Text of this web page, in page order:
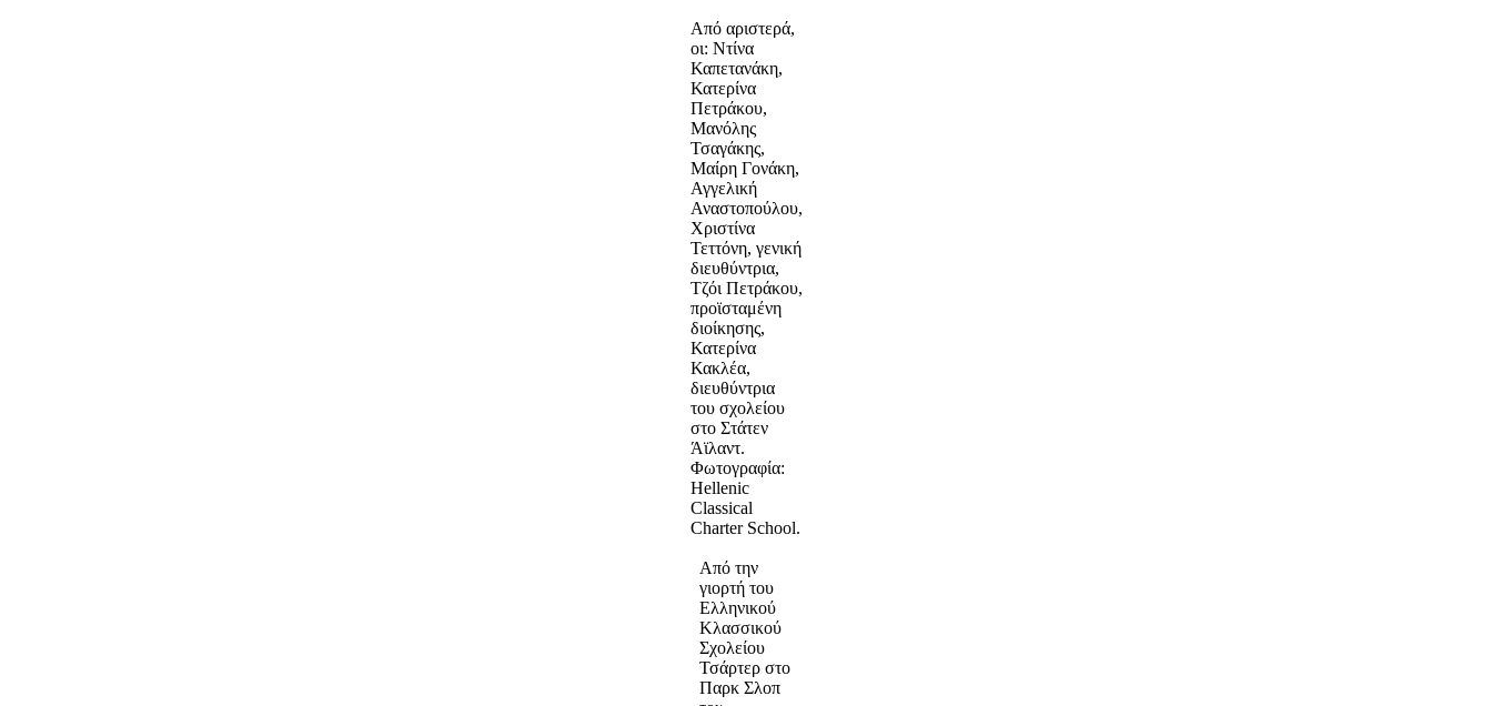
Από αριστερά,
οι: Ντίνα
Καπετανάκη,
Κατερίνα
Πετράκου,
Μανόλης
Τσαγάκης,
Μαίρη Γονάκη,
Αγγελική
Αναστοπούλου,
Χριστίνα
Τεττόνη, γενική
διευθύντρια,
Τζόι Πετράκου,
προϊσταμένη
διοίκησης,
Κατερίνα
Κακλέα,
διευθύντρια
του σχολείου
στο Στάτεν
Άϊλαντ.
Φωτογραφία:
Hellenic
Classical
Charter School.
Από την
γιορτή του
Ελληνικού
Κλασσικού
Σχολείου
Τσάρτερ στο
Παρκ Σλοπ